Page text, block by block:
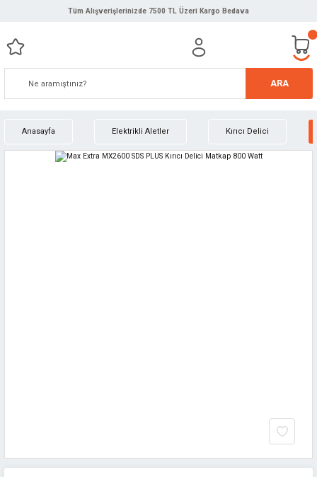
Tüm Alışverişlerinizde 7500 TL Üzeri Kargo Bedava
ARA
Anasayfa Elektrikli Aletler Kırıcı Delici